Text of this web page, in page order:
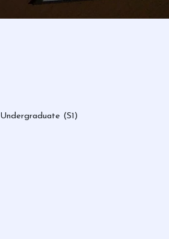
Undergraduate (S1)